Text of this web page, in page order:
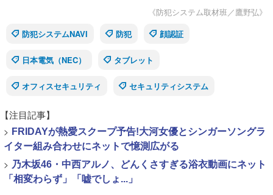
《防犯システム取材班／鷹野弘》
防犯システムNAVI
防犯 顔認証
日本電気（NEC） タブレット
オフィスセキュリティ セキュリティシステム
【注目記事】
> FRIDAYが熱愛スクープ予告!大河女優とシンガーソングラ
イター組み合わせにネットで憶測広がる
> 乃木坂46・中西アルノ、どんくさすぎる浴衣動画にネット
「相変わらず」「嘘でしょ...」